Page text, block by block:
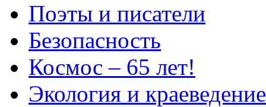
Поэты и писатели
Безопасность
Космос – 65 лет!
Экология и краеведение